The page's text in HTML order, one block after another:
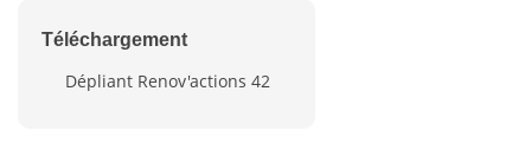
Téléchargement
Dépliant Renov'actions 42